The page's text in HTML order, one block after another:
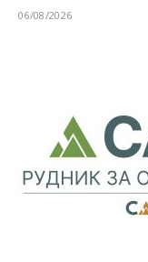
06/08/2026